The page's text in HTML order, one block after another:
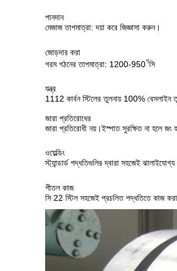
পানদান
মেজাজ তাপমাত্রা: দয়া করে জিজ্ঞাসা করুন।
জোড়দার করা
গরম গঠনের তাপমাত্রা: 1200-950ণসি
যন্ত্র
1112 কার্বন স্টিলের তুলনায় 100% বেসলাইন
জারা প্রতিরোধের
জারা প্রতিরোধী নয়।ইস্পাত সুরক্ষিত না হলে জং
ওয়েল্ডিং
স্ট্যান্ডার্ড পদ্ধতিগুলির দ্বারা সহজেই
শীতল কাজ
সি 22 স্টিল সহজেই প্রচলিত পদ্ধতিতে কাজ করা